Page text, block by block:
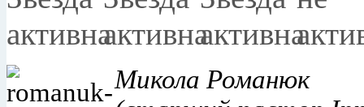
Микола Романюк